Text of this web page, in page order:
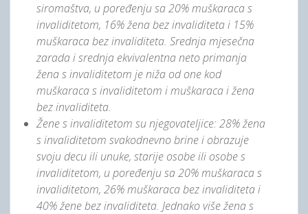
siromaštva, u poređenju sa 20% muškaraca s
invaliditetom, 16% žena bez invaliditeta i 15%
muškaraca bez invaliditeta. Srednja mjesečna
zarada i srednja ekvivalentna neto primanja
žena s invaliditetom je niža od one kod
muškaraca s invaliditetom i muškaraca i žena
bez invaliditeta.
Žene s invaliditetom su njegovateljice: 28% žena
s invaliditetom svakodnevno brine i obrazuje
svoju decu ili unuke, starije osobe ili osobe s
invaliditetom, u poređenju sa 20% muškaraca s
invaliditetom, 26% muškaraca bez invaliditeta i
40% žene bez invaliditeta. Jednako više žena s